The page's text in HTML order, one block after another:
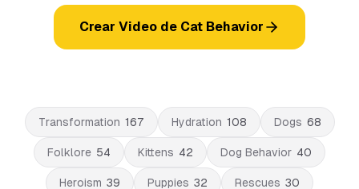
Crear Video de Cat Behavior
Transformation 167 Hydration 108 Dogs 68
Folklore 54 Kittens 42 Dog Behavior 40
Heroism 39 Puppies 32 Rescues 30